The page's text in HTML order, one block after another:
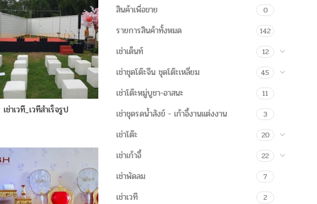
สินค้าเพื่อขาย 0
รายการสินค้าทั้งหมด 142
เช่าเต็นท์ 12
เช่าชุดโต๊ะจีน ชุดโต๊ะเหลี่ยม 45
เช่าโต๊ะหมู่บูชา-อาสนะ 11
เช่าชุดรดน้ำสังข์ - เก้าอี้งานแต่งงาน 3
เช่าโต๊ะ 20
เช่าเก้าอี้ 22
เช่าพัดลม 7
เช่าเวที 2
เช่าเวที_เวทีสำเร็จรูป